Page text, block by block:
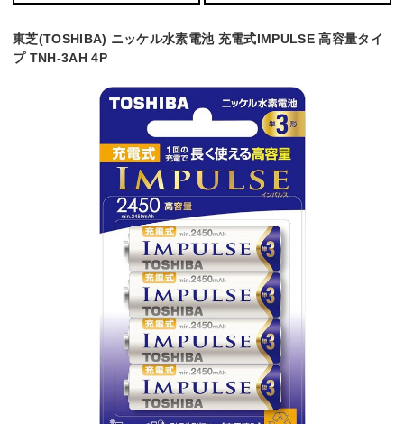
東芝(TOSHIBA) ニッケル水素電池 充電式IMPULSE 高容量タイ
プ TNH-3AH 4P